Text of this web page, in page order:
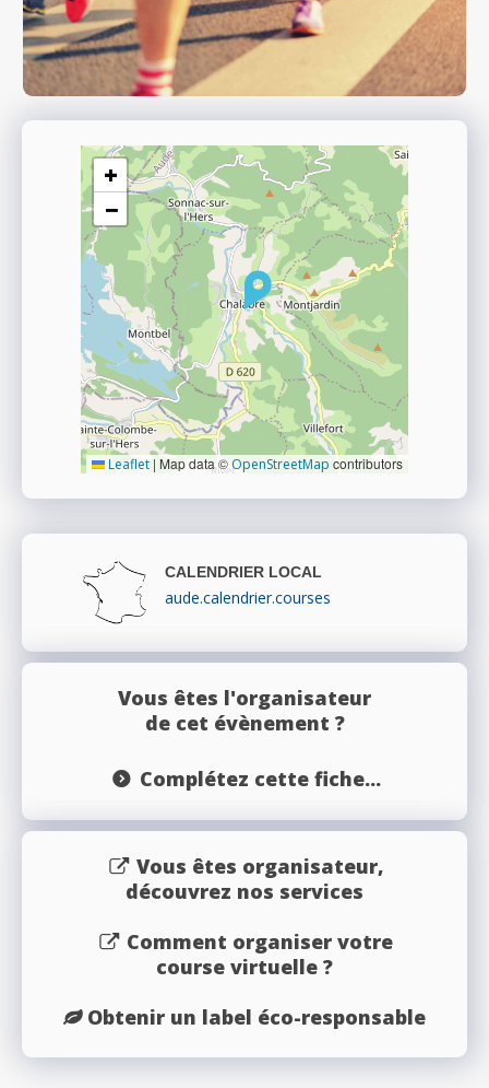
+
−
Leaflet | Map data ©OpenStreetMap contributors
CALENDRIER LOCAL
aude.calendrier.courses
Vous êtes l'organisateur
de cet évènement ?
Complétez cette fiche...
Vous êtes organisateur,
découvrez nos services
Comment organiser votre
course virtuelle ?
Obtenir un label éco-responsable